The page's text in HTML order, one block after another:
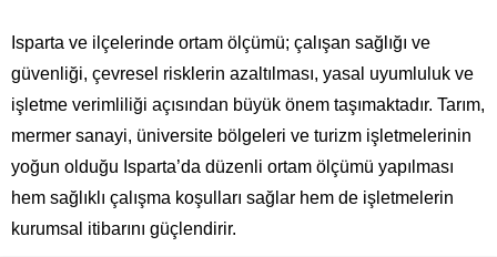
Isparta ve ilçelerinde ortam ölçümü; çalışan sağlığı ve
güvenliği, çevresel risklerin azaltılması, yasal uyumluluk ve
işletme verimliliği açısından büyük önem taşımaktadır. Tarım,
mermer sanayi, üniversite bölgeleri ve turizm işletmelerinin
yoğun olduğu Isparta’da düzenli ortam ölçümü yapılması
hem sağlıklı çalışma koşulları sağlar hem de işletmelerin
kurumsal itibarını güçlendirir.